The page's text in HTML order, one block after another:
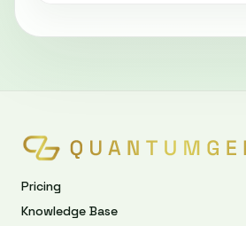
Pricing
Knowledge Base